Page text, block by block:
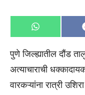
Share
on
WhatsApp
पुणे जिल्ह्यातील दौंड
अत्याचाराची
वारकऱ्यांना रात्री